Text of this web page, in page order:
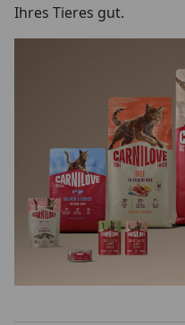
Ihres Tieres gut.